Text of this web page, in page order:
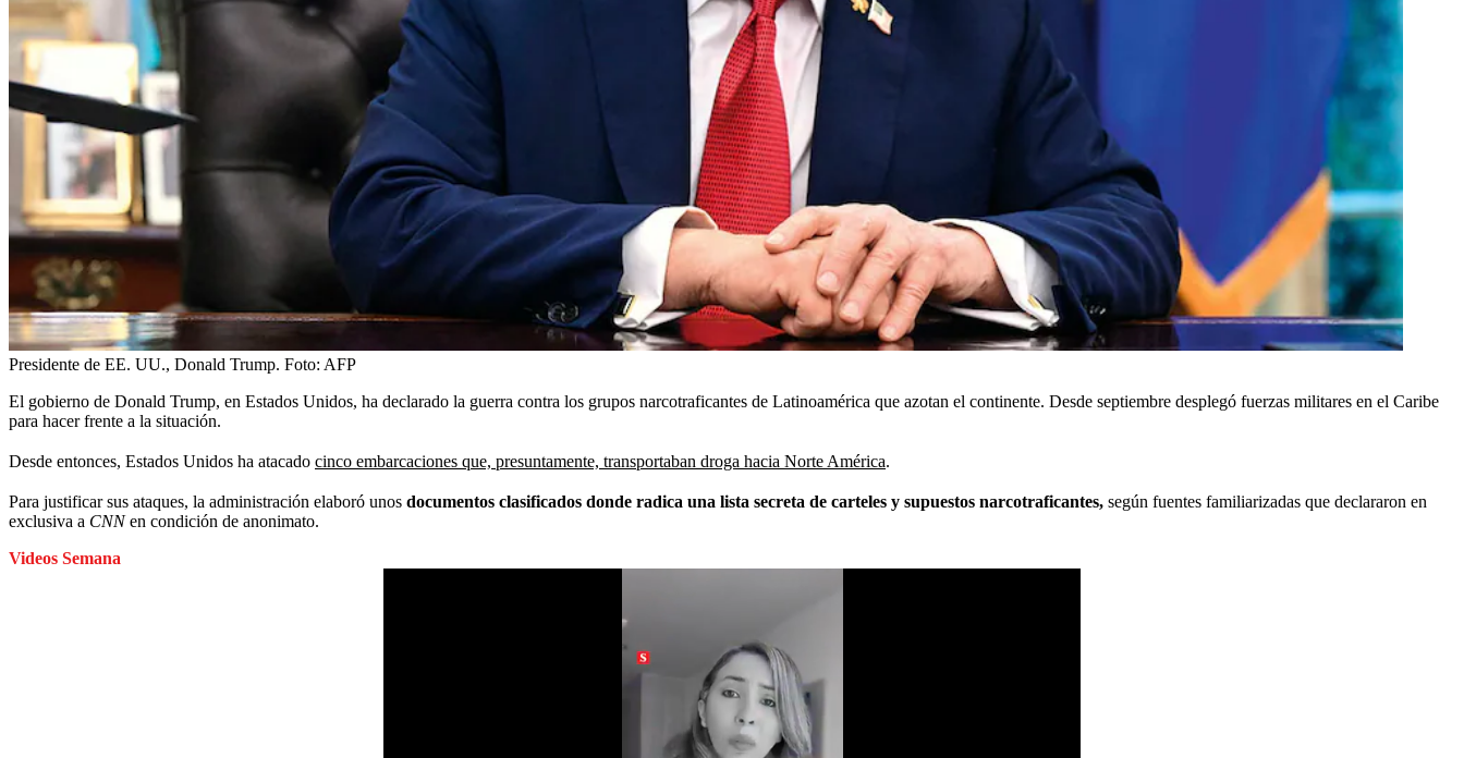
Presidente de EE. UU., Donald Trump. Foto: AFP
El gobierno de Donald Trump, en Estados Unidos, ha declarado la guerra contra los grupos narcotraficantes de Latinoamérica que azotan el continente. Desde septiembre desplegó fuerzas militares en el Caribe
para hacer frente a la situación.
Desde entonces, Estados Unidos ha atacado cinco embarcaciones que, presuntamente, transportaban droga hacia Norte América.
Para justificar sus ataques, la administración elaboró unos documentos clasificados donde radica una lista secreta de carteles y supuestos narcotraficantes, según fuentes familiarizadas que declararon en
exclusiva a CNNen condición de anonimato.
Videos Semana